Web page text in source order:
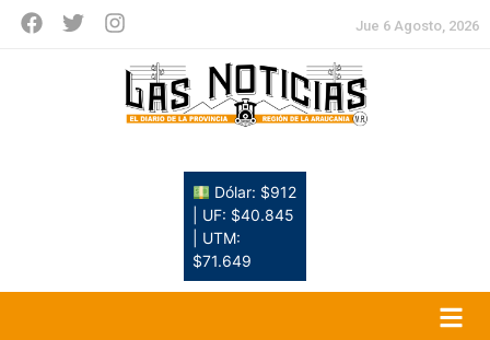
Jue 6 Agosto, 2026
Dólar: $912
| UF: $40.845
| UTM:
$71.649